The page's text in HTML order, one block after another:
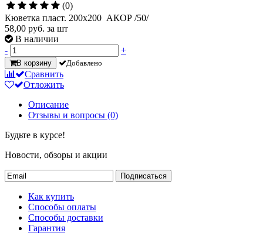
(0)
Кюветка пласт. 200х200 АКОР /50/
58,00 руб. за шт
В наличии
-
+
В корзину Добавлено
Сравнить
Отложить
Описание
Отзывы и вопросы (0)
Будьте в курсе!
Новости, обзоры и акции
Подписаться
Как купить
Способы оплаты
Способы доставки
Гарантия